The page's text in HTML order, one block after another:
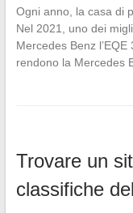
Ogni anno, la casa di
Nel 2021, uno dei
Mercedes Benz
rendono la Mercedes
Trovare un
classifiche